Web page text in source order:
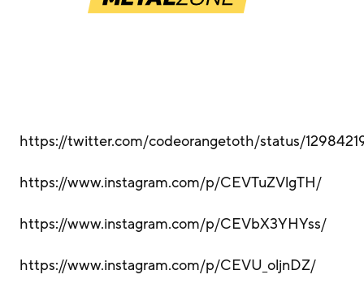
https://twitter.com/codeorangetoth/status/
https://www.instagram.com/p/CEVTuZVlgTH/
https://www.instagram.com/p/CEVbX3YHYss/
https://www.instagram.com/p/CEVU_oljnDZ/